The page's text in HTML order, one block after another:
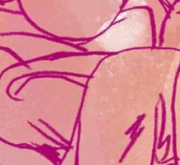
Edição Digital
Edição Portuguesa
Exposições e Eventos
Fanzines